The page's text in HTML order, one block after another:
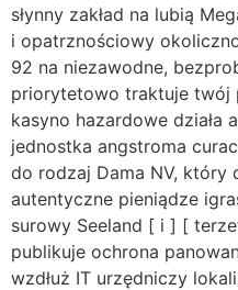
słynny zakład na lubią
i opatrznościowy
92 na niezawodne,
priorytetowo traktuje twój
kasyno hazardowe działa
jednostka angstroma
do rodzaj Dama NV, który
autentyczne pieniądze
surowy Seeland [ i ] [
publikuje ochrona
wzdłuż IT urzędniczy